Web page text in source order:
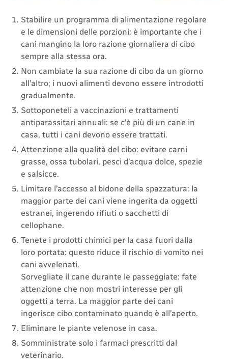
Stabilire un programma di alimentazione regolare
e le dimensioni delle porzioni: è importante che i
cani mangino la loro razione giornaliera di cibo
sempre alla stessa ora.
Non cambiate la sua razione di cibo da un giorno
all’altro; i nuovi alimenti devono essere introdotti
gradualmente.
Sottoponeteli a vaccinazioni e trattamenti
antiparassitari annuali: se c’è più di un cane in
casa, tutti i cani devono essere trattati.
Attenzione alla qualità del cibo: evitare carni
grasse, ossa tubolari, pesci d’acqua dolce, spezie
e salsicce.
Limitare l’accesso al bidone della spazzatura: la
maggior parte dei cani viene ingerita da oggetti
estranei, ingerendo rifiuti o sacchetti di
cellophane.
Tenete i prodotti chimici per la casa fuori dalla
loro portata: questo riduce il rischio di vomito nei
cani avvelenati.
Sorvegliate il cane durante le passeggiate: fate
attenzione che non mostri interesse per gli
oggetti a terra. La maggior parte dei cani
ingerisce cibo contaminato quando è all’aperto.
Eliminare le piante velenose in casa.
Somministrate solo i farmaci prescritti dal
veterinario.